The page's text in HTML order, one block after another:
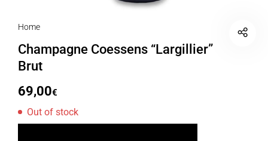
Home
Champagne Coessens “Largillier”
Brut
69,00€
Out of stock